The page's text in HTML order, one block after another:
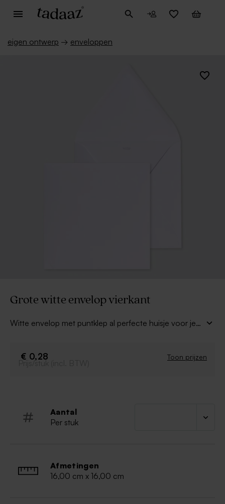
eigen ontwerp → enveloppen
Grote witte envelop vierkant
Witte envelop met puntklep al perfecte huisje voor je
€ 0,28 Toon prijzen
Prijs/stuk (incl. BTW)
Aantal
Per stuk
Afmetingen
16,00 cm x 16,00 cm